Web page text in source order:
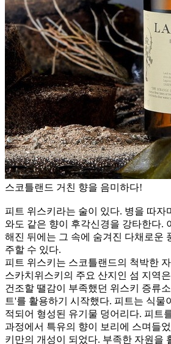
스코틀랜드 거친 향을 음미하다!
피트 위스키라는 술이 있다. 병을 따자
와도 같은 향이 후각신경을 강타한다.
해진 뒤에는 그 속에 숨겨진 다채로운
주할 수 있다.
피트 위스키는 스코틀랜드의 척박한
스카치위스키의 주요 산지인 섬 지역
건조할 땔감이 부족했던 위스키 증류
트'를 활용하기 시작했다. 피트는 식물
적되어 형성된 유기물 덩어리다. 피트
과정에서 특유의 향이 보리에 스며들
키만의 개성이 되었다. 부족한 자원을